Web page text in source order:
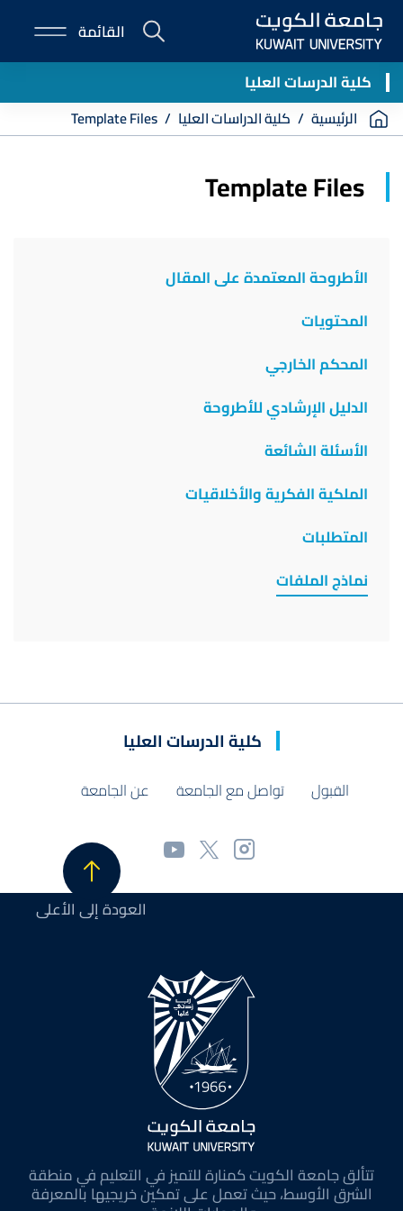
Skip
main
content
E-
Portal
القائمة
كلية الدرسات العليا
Breadcrumb
الرئيسية كلية الدراسات العليا Template Files
Template Files
الأطروحة المعتمدة على المقال
المحتويات
المحكم الخارجي
الدليل الإرشادي للأطروحة
الأسئلة الشائعة
الملكية الفكرية والأخلاقيات
المتطلبات
نماذج الملفات
كلية الدرسات العليا
القبول تواصل مع الجامعة عن الجامعة
العودة إلى الأعلى
تتألق جامعة الكويت كمنارة للتميز في التعليم في منطقة
الشرق الأوسط، حيث تعمل على تمكين خريجيها بالمعرفة